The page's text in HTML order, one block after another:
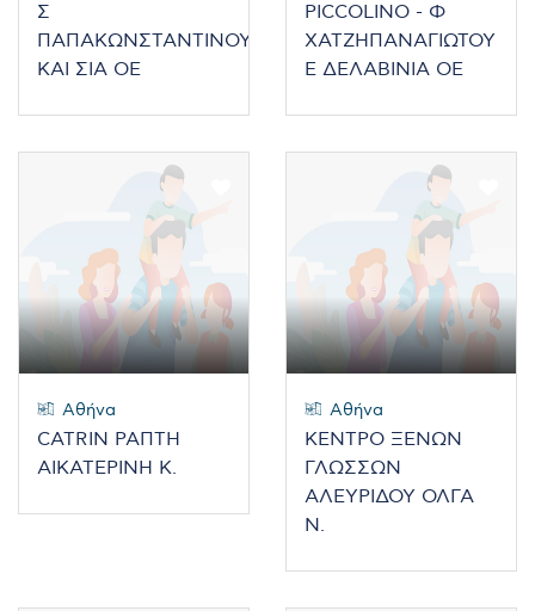
Σ
ΠΑΠΑΚΩΝΣΤΑΝΤΙΝΟΥ
ΚΑΙ ΣΙΑ ΟΕ
PICCOLINO - Φ
ΧΑΤΖΗΠΑΝΑΓΙΩΤΟΥ
Ε ΔΕΛΑΒΙΝΙΑ ΟΕ
Αθήνα
CATRIN ΡΑΠΤΗ
ΑΙΚΑΤΕΡΙΝΗ Κ.
Αθήνα
ΚΕΝΤΡΟ ΞΕΝΩΝ
ΓΛΩΣΣΩΝ
ΑΛΕΥΡΙΔΟΥ ΟΛΓΑ
Ν.